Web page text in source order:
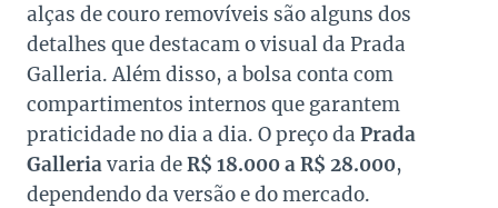
alças de couro removíveis são alguns dos
detalhes que destacam o visual da Prada
Galleria. Além disso, a bolsa conta com
compartimentos internos que garantem
praticidade no dia a dia. O preço da Prada
Galleriavaria deR$ 18.000 a R$ 28.000,
dependendo da versão e do mercado.